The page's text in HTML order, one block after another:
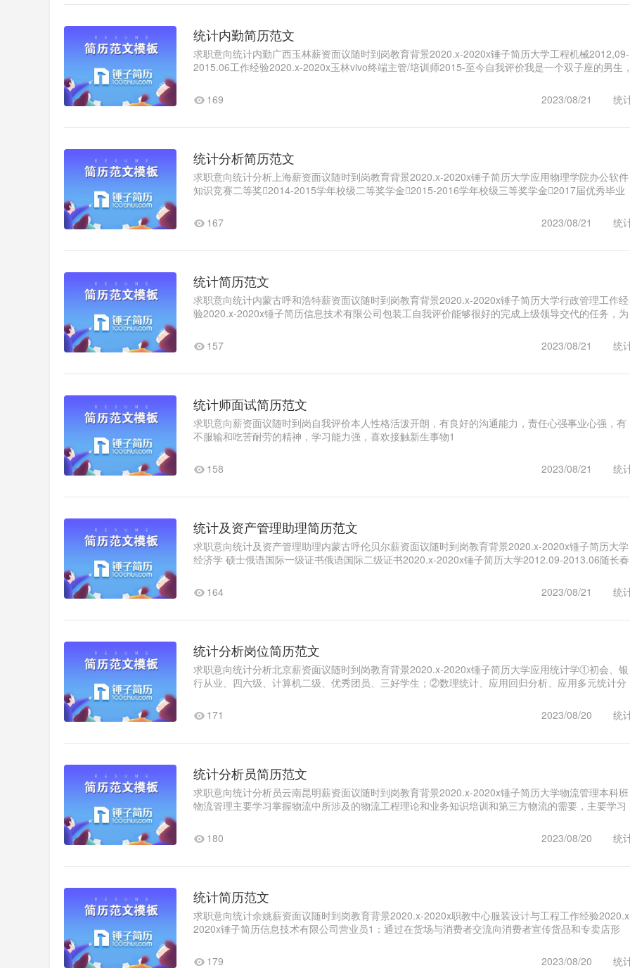
统计内勤简历范文
求职意向统计内勤广西玉林薪资面议随时到岗教育背景2020.x-2020x锤子简历大学工程机械2012,09-
2015.06工作经验2020.x-2020x玉林vivo终端主管/培训师2015-至今自我评价我是一个双子座的男生，
统
169 2023/08/21
统计分析简历范文
求职意向统计分析上海薪资面议随时到岗教育背景2020.x-2020x锤子简历大学应用物理学院办公软件
知识竞赛二等奖2014-2015学年校级二等奖学金2015-2016学年校级三等奖学金2017届优秀毕业
统
167 2023/08/21
统计简历范文
求职意向统计内蒙古呼和浩特薪资面议随时到岗教育背景2020.x-2020x锤子简历大学行政管理工作经
验2020.x-2020x锤子简历信息技术有限公司包装工自我评价能够很好的完成上级领导交代的任务，为
统
157 2023/08/21
统计师面试简历范文
求职意向薪资面议随时到岗自我评价本人性格活泼开朗，有良好的沟通能力，责任心强事业心强，有
不服输和吃苦耐劳的精神，学习能力强，喜欢接触新生事物1
统
158 2023/08/21
统计及资产管理助理简历范文
求职意向统计及资产管理助理内蒙古呼伦贝尔薪资面议随时到岗教育背景2020.x-2020x锤子简历大学
经济学 硕士俄语国际一级证书俄语国际二级证书2020.x-2020x锤子简历大学2012.09-2013.06随长春
统
164 2023/08/21
统计分析岗位简历范文
求职意向统计分析北京薪资面议随时到岗教育背景2020.x-2020x锤子简历大学应用统计学①初会、银
行从业、四六级、计算机二级、优秀团员、三好学生；②数理统计、应用回归分析、应用多元统计分
统
171 2023/08/20
统计分析员简历范文
求职意向统计分析员云南昆明薪资面议随时到岗教育背景2020.x-2020x锤子简历大学物流管理本科班
物流管理主要学习掌握物流中所涉及的物流工程理论和业务知识培训和第三方物流的需要，主要学习
统
180 2023/08/20
统计简历范文
求职意向统计余姚薪资面议随时到岗教育背景2020.x-2020x职教中心服装设计与工程工作经验
2020x锤子简历信息技术有限公司营业员1：通过在货场与消费者交流向消费者宣传货品和专卖店形
统
179 2023/08/20